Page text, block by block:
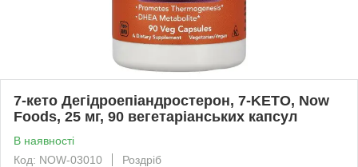
7-кето Дегідроепіандростерон, 7-KETO, Now
Foods, 25 мг, 90 вегетаріанських капсул
В наявності
Код: NOW-03010
Роздріб